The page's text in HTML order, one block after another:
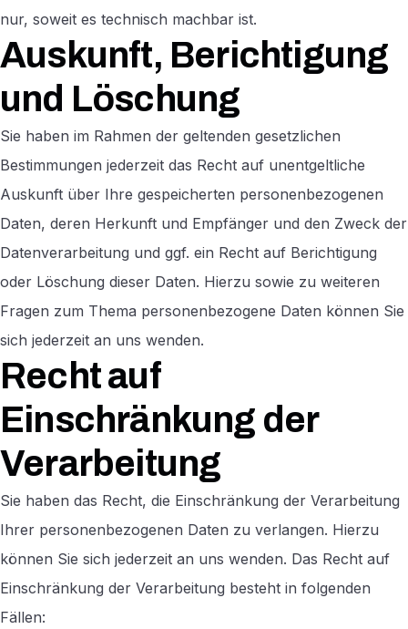
nur, soweit es technisch machbar ist.
Auskunft, Berichtigung
und Löschung
Sie haben im Rahmen der geltenden gesetzlichen
Bestimmungen jederzeit das Recht auf unentgeltliche
Auskunft über Ihre gespeicherten personenbezogenen
Daten, deren Herkunft und Empfänger und den Zweck der
Datenverarbeitung und ggf. ein Recht auf Berichtigung
oder Löschung dieser Daten. Hierzu sowie zu weiteren
Fragen zum Thema personenbezogene Daten können Sie
sich jederzeit an uns wenden.
Recht auf
Einschränkung der
Verarbeitung
Sie haben das Recht, die Einschränkung der Verarbeitung
Ihrer personenbezogenen Daten zu verlangen. Hierzu
können Sie sich jederzeit an uns wenden. Das Recht auf
Einschränkung der Verarbeitung besteht in folgenden
Fällen: